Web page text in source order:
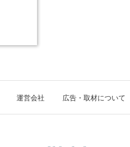
運営会社 広告・取材について